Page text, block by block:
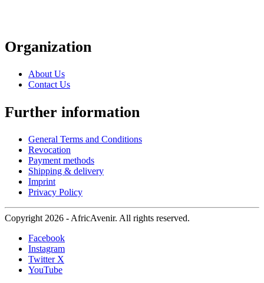
Organization
About Us
Contact Us
Further information
General Terms and Conditions
Revocation
Payment methods
Shipping & delivery
Imprint
Privacy Policy
Copyright 2026 - AfricAvenir. All rights reserved.
Facebook
Instagram
Twitter X
YouTube